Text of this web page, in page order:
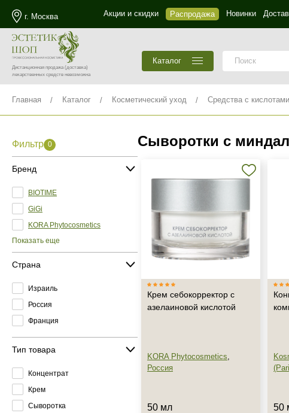
г. Москва Акции и скидки Распродажа Новинки
Дистанционная продажа(доставка)
лекарственных средств невозможна
Каталог
Главная Каталог Косметический уход Средства с кислотами
Фильтр 0
Бренд
BIOTIME
GiGi
KORA Phytocosmetics
Показать еще
Страна
Израиль
Россия
Франция
Тип товара
Концентрат
Крем
Сыворотка
Сыворотки с
Крем себокорректор с
азелаиновой кислотой
KORA Phytocosmetics,
Россия
50 мл
50